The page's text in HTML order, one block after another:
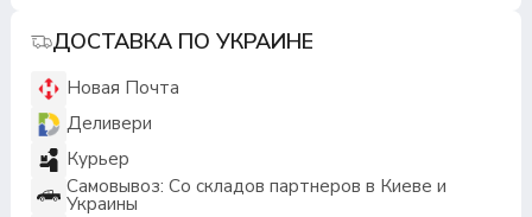
ДОСТАВКА ПО УКРАИНЕ
Новая Почта
Деливери
Курьер
Самовывоз: Со складов партнеров в Киеве и
Украины